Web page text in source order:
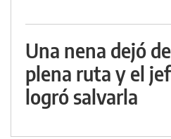
Una nena dejó
plena ruta y el
logró salvarla